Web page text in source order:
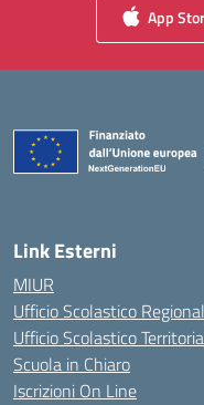
App
Link Esterni
MIUR
Ufficio Scolastico
Ufficio Scolastico
Scuola in Chiaro
Iscrizioni On Line